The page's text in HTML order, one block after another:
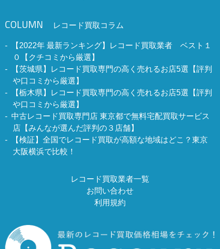
COLUMN レコード買取コラム
【2022年 最新ランキング】レコード買取業者 ベスト１
０【クチコミから厳選】
【茨城県】レコード買取専門の高く売れるお店5選【評判
や口コミから厳選】
【栃木県】レコード買取専門の高く売れるお店5選【評判
や口コミから厳選】
中古レコード買取専門店 東京都で無料宅配買取サービス
店【みんなが選んだ評判の３店舗】
【検証】全国でレコード買取が高額な地域はどこ？東京
大阪横浜で比較！
レコード買取業者一覧
お問い合わせ
利用規約